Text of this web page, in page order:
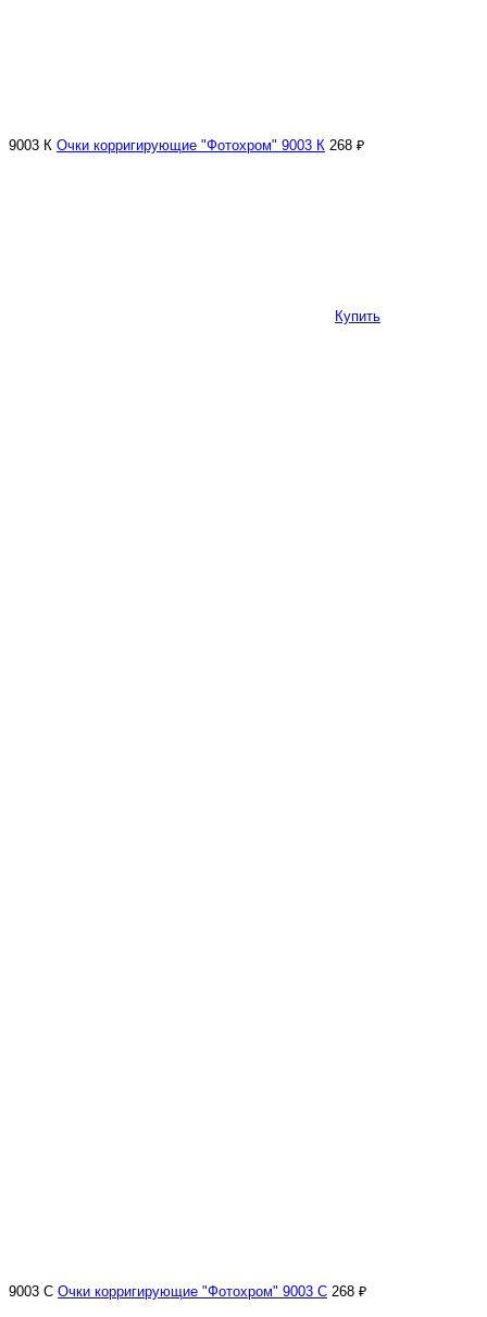
9003 К Очки корригирующие "Фотохром" 9003 К 268 ₽
Купить
9003 С Очки корригирующие "Фотохром" 9003 С 268 ₽